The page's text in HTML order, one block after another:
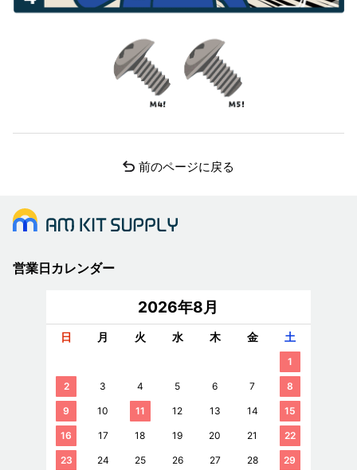
前のページに戻る
営業日カレンダー
2026年8月
日 月 火 水 木 金 土
1
2 3 4 5 6 7 8
9 10 11 12 13 14 15
16 17 18 19 20 21 22
23 24 25 26 27 28 29